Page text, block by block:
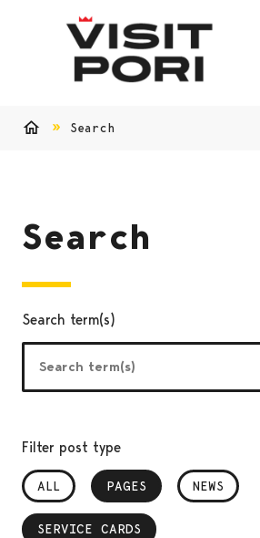
Search
Search
Search term(s)
Filter post type
ALL PAGES
, SELECTED NEWS
SERVICE CARDS
, SELECTED